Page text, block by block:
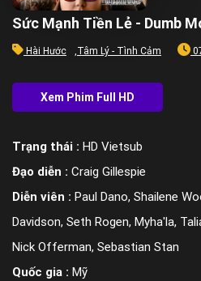
Sức Mạnh Tiền Lẻ - Dumb
Hài Hước ,Tâm Lý - Tình Cảm
Trạng thái : HD Vietsub
Đạo diễn : Craig Gillespie
Diễn viên : Paul Dano, Shailene
Davidson, Seth Rogen, Myha'la,
Nick Offerman, Sebastian Stan
Quốc gia : Mỹ